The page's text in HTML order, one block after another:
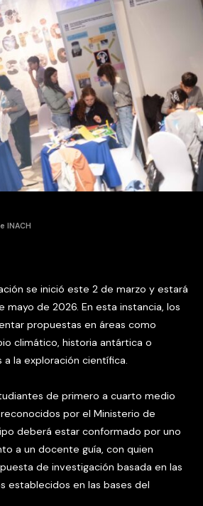
INACH
se inició este 2 de marzo y estará
mayo de 2026. En esta instancia, los
propuestas en áreas como
climático, historia antártica o
a la exploración científica.
de primero a cuarto medio
por el Ministerio de
deberá estar conformado por uno
a un docente guía, con quien
de investigación basada en las
establecidos en las bases del